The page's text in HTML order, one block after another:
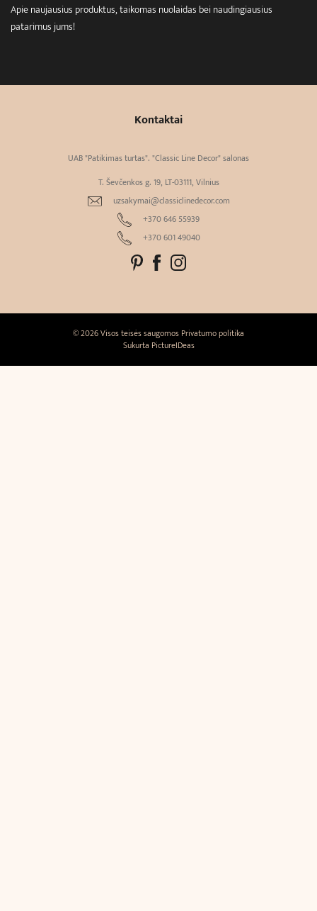
Apie naujausius produktus, taikomas nuolaidas bei naudingiausius
patarimus jums!
Kontaktai
UAB "Patikimas turtas". "Classic Line Decor" salonas
T. Ševčenkos g. 19, LT-03111, Vilnius
uzsakymai@classiclinedecor.com
+370 646 55939
+370 601 49040
© 2026 Visos teisės saugomos Privatumo politika
Sukurta PictureIDeas